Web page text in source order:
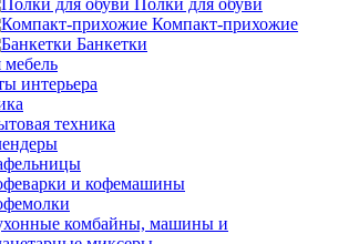
Полки для обуви
Компакт-прихожие
Банкетки
мебель
интерьера
техника
и кофемашины
комбайны, машины и